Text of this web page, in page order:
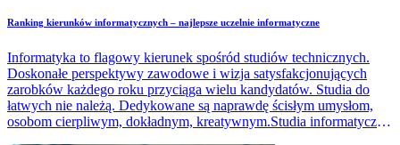
Ranking kierunków informatycznych – najlepsze uczelnie informatyczne
Informatyka to flagowy kierunek spośród studiów technicznych.
Doskonałe perspektywy zawodowe i wizja satysfakcjonujących
zarobków każdego roku przyciąga wielu kandydatów. Studia do
łatwych nie należą. Dedykowane są naprawdę ścisłym umysłom,
osobom cierpliwym, dokładnym, kreatywnym.Studia informatyczne